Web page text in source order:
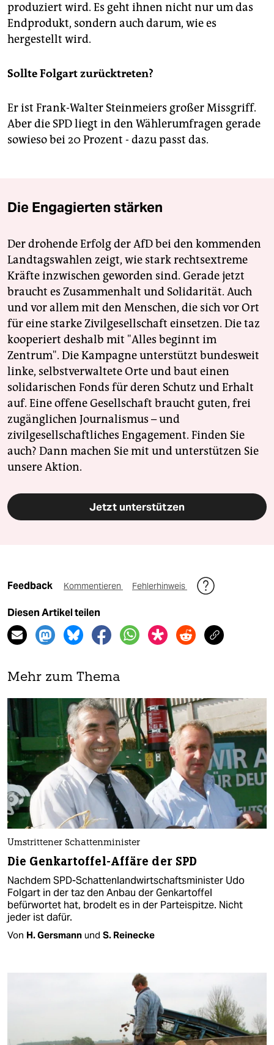
produziert wird. Es geht ihnen nicht nur um das
Endprodukt, sondern auch darum, wie es
hergestellt wird.
Sollte Folgart zurücktreten?
Er ist Frank-Walter Steinmeiers großer Missgriff.
Aber die SPD liegt in den Wählerumfragen gerade
sowieso bei 20 Prozent - dazu passt das.
Die Engagierten stärken
Der drohende Erfolg der AfD bei den kommenden
Landtagswahlen zeigt, wie stark rechtsextreme
Kräfte inzwischen geworden sind. Gerade jetzt
braucht es Zusammenhalt und Solidarität. Auch
und vor allem mit den Menschen, die sich vor Ort
für eine starke Zivilgesellschaft einsetzen. Die taz
kooperiert deshalb mit "Alles beginnt im
Zentrum". Die Kampagne unterstützt bundesweit
linke, selbstverwaltete Orte und baut einen
solidarischen Fonds für deren Schutz und Erhalt
auf. Eine offene Gesellschaft braucht guten, frei
zugänglichen Journalismus – und
zivilgesellschaftliches Engagement. Finden Sie
auch? Dann machen Sie mit und unterstützen Sie
unsere Aktion.
Jetzt unterstützen
Feedback Kommentieren Fehlerhinweis
Diesen Artikel teilen
Mehr zum Thema
Umstrittener Schattenminister
Die Genkartoffel-Affäre der SPD
Nachdem SPD-Schattenlandwirtschaftsminister Udo
Folgart in der taz den Anbau der Genkartoffel
befürwortet hat, brodelt es in der Parteispitze. Nicht
jeder ist dafür.
Von H. Gersmann und S. Reinecke